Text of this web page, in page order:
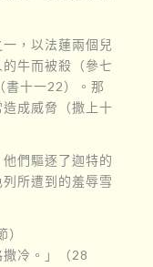
一，以法蓮兩個兒
牛而被殺（參七
書十一22）。那
成威脅（撒上十
們驅逐了迦特的
所遭到的羞辱雪
撒冷。」（28